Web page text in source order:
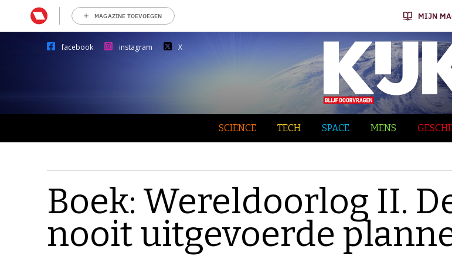
MAGAZINE TOEVOEGEN MIJN
facebook instagram X
SCIENCE TECH SPACE MENS
Boek: Wereldoorlog II.
nooit uitgevoerde